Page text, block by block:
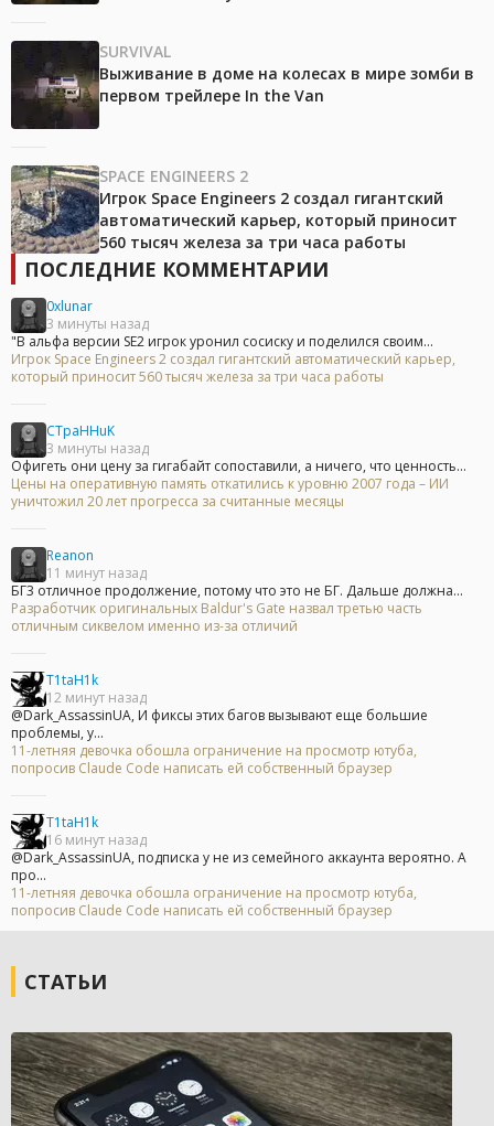
SURVIVAL
Выживание в доме на колесах в мире зомби в
первом трейлере In the Van
SPACE ENGINEERS 2
Игрок Space Engineers 2 создал гигантский
автоматический карьер, который приносит
560 тысяч железа за три часа работы
ПОСЛЕДНИЕ КОММЕНТАРИИ
0xlunar
3 минуты назад
"В альфа версии SE2 игрок уронил сосиску и поделился своим...
Игрок Space Engineers 2 создал гигантский автоматический карьер,
который приносит 560 тысяч железа за три часа работы
CTpaHHuK
3 минуты назад
Офигеть они цену за гигабайт сопоставили, а ничего, что ценность...
Цены на оперативную память откатились к уровню 2007 года – ИИ
уничтожил 20 лет прогресса за считанные месяцы
Reanon
11 минут назад
БГ3 отличное продолжение, потому что это не БГ. Дальше должна...
Разработчик оригинальных Baldur's Gate назвал третью часть
отличным сиквелом именно из-за отличий
T1taH1k
12 минут назад
@Dark_AssassinUA, И фиксы этих багов вызывают еще большие
проблемы, у...
11-летняя девочка обошла ограничение на просмотр ютуба,
попросив Claude Code написать ей собственный браузер
T1taH1k
16 минут назад
@Dark_AssassinUA, подписка у не из семейного аккаунта вероятно. А
про...
11-летняя девочка обошла ограничение на просмотр ютуба,
попросив Claude Code написать ей собственный браузер
СТАТЬИ